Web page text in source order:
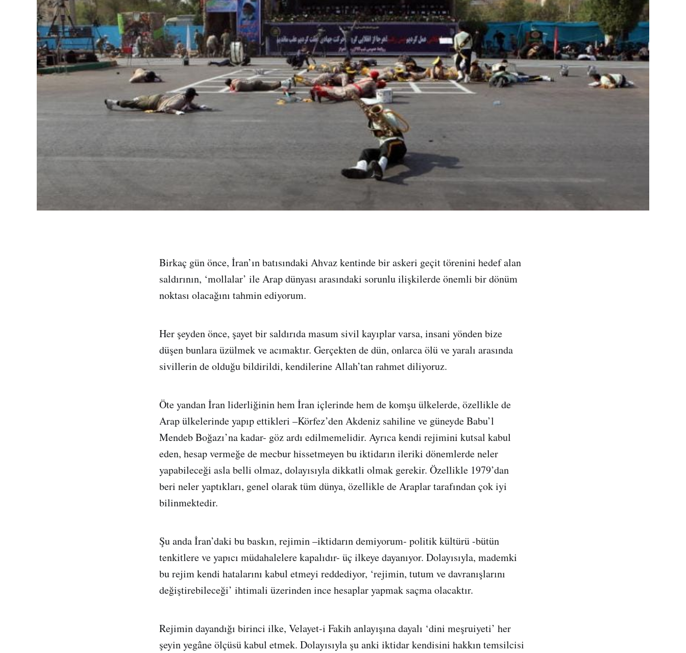
Birkaç gün önce, İran’ın batısındaki Ahvaz kentinde bir askeri geçit törenini hedef alan
saldırının, ‘mollalar’ ile Arap dünyası arasındaki sorunlu ilişkilerde önemli bir dönüm
noktası olacağını tahmin ediyorum.
Her şeyden önce, şayet bir saldırıda masum sivil kayıplar varsa, insani yönden bize
düşen bunlara üzülmek ve acımaktır. Gerçekten de dün, onlarca ölü ve yaralı arasında
sivillerin de olduğu bildirildi, kendilerine Allah’tan rahmet diliyoruz.
Öte yandan İran liderliğinin hem İran içlerinde hem de komşu ülkelerde, özellikle de
Arap ülkelerinde yapıp ettikleri –Körfez’den Akdeniz sahiline ve güneyde Babu’l
Mendeb Boğazı’na kadar- göz ardı edilmemelidir. Ayrıca kendi rejimini kutsal kabul
eden, hesap vermeğe de mecbur hissetmeyen bu iktidarın ileriki dönemlerde neler
yapabileceği asla belli olmaz, dolayısıyla dikkatli olmak gerekir. Özellikle 1979’dan
beri neler yaptıkları, genel olarak tüm dünya, özellikle de Araplar tarafından çok iyi
bilinmektedir.
Şu anda İran’daki bu baskın, rejimin –iktidarın demiyorum- politik kültürü -bütün
tenkitlere ve yapıcı müdahalelere kapalıdır- üç ilkeye dayanıyor. Dolayısıyla, mademki
bu rejim kendi hatalarını kabul etmeyi reddediyor, ‘rejimin, tutum ve davranışlarını
değiştirebileceği’ ihtimali üzerinden ince hesaplar yapmak saçma olacaktır.
Rejimin dayandığı birinci ilke, Velayet-i Fakih anlayışına dayalı ‘dini meşruiyeti’ her
şeyin yegâne ölçüsü kabul etmek. Dolayısıyla şu anki iktidar kendisini hakkın temsilcisi